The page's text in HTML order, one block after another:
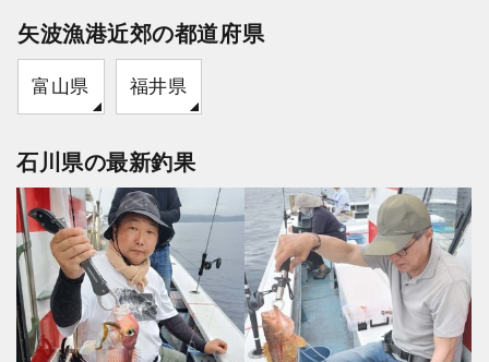
矢波漁港近郊の都道府県
富山県 福井県
石川県の最新釣果